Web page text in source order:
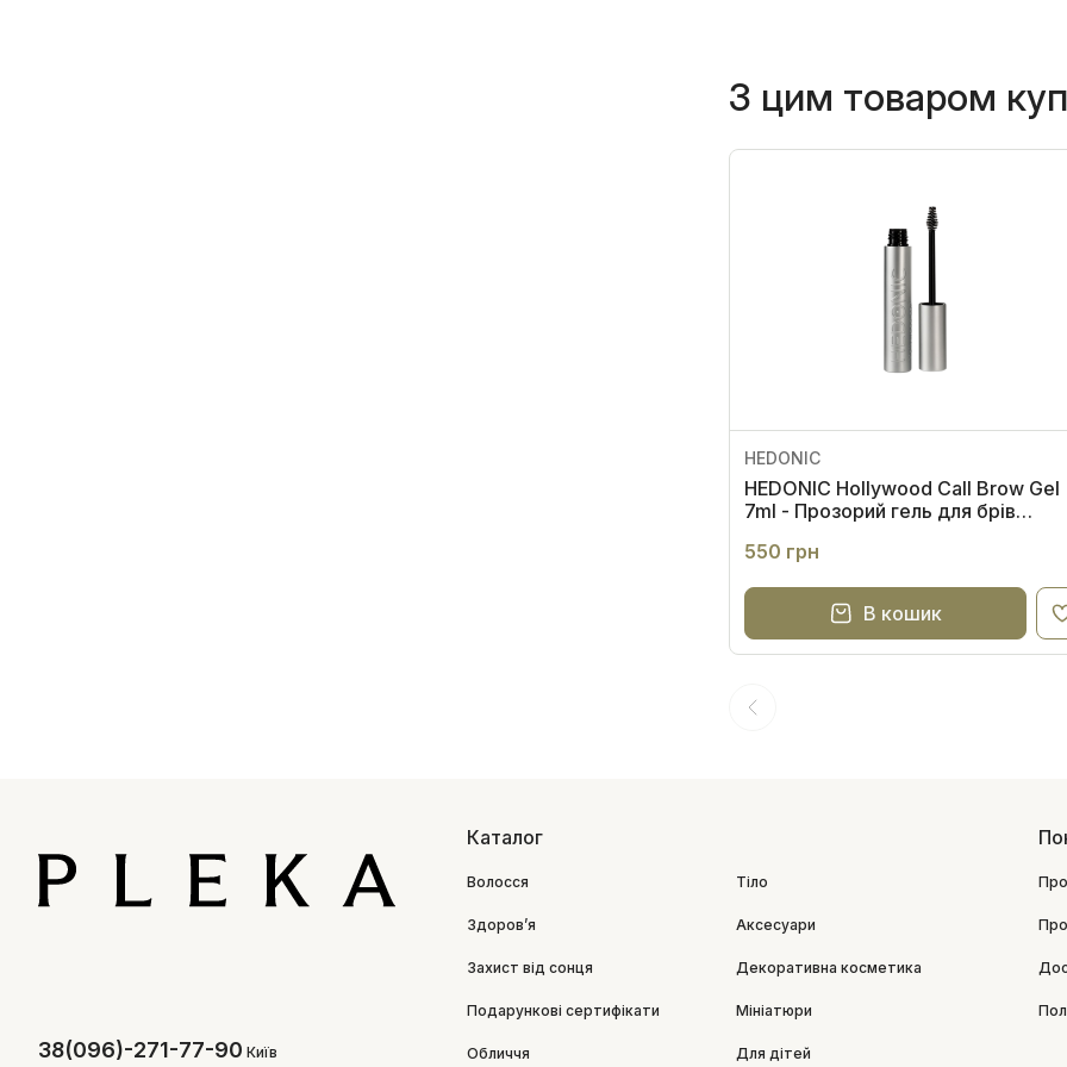
З цим товаром
HEDONIC
HEDONIC Hollywood Call Brow Gel
7ml - Прозорий гель для брів
550 грн
В кошик
38(096)-271-77-90 Київ
Каталог
Волосся Тіло
Здоровʼя Аксесуари
Захист від сонця Декоративна косметика
Подарункові сертифікати Мініатюри
Обличчя Для дітей